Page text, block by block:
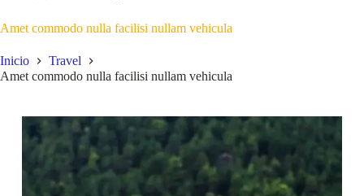
Amet commodo nulla facilisi nullam vehicula
Inicio
Travel
Amet commodo nulla facilisi nullam vehicula